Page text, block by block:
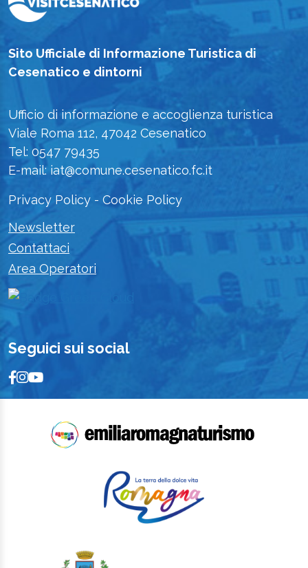
Sito Ufficiale di Informazione Turistica di
Cesenatico e dintorni
Ufficio di informazione e accoglienza turistica
Viale Roma 112, 47042 Cesenatico
Tel: 0547 79435
E-mail: iat@comune.cesenatico.fc.it
Privacy Policy - Cookie Policy
Newsletter
Contattaci
Area Operatori
Seguici sui social